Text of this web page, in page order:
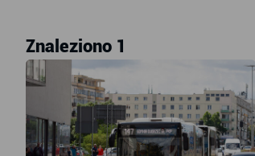
Znaleziono 1